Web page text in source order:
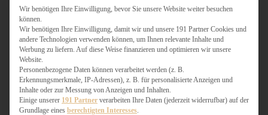
MY AMERICAN BAKERY
SCHOKOLADIGES
SÜSSES HAUPTGERICHT
TÖRTCHEN
VEGAN SÜSS
WEIHNACHTSBÄCKEREI
Wir benötigen Ihre Einwilligung, bevor Sie unsere Website weiter besuchen
können.
Wir benötigen Ihre Einwilligung, damit wir und unsere 191 Partner Cookies und
andere Technologien verwenden können, um Ihnen relevante Inhalte und
Werbung zu liefern. Auf diese Weise finanzieren und optimieren wir unsere
Website.
Personenbezogene Daten können verarbeitet werden (z. B.
Erkennungsmerkmale, IP-Adressen), z. B. für personalisierte Anzeigen und
Inhalte oder zur Messung von Anzeigen und Inhalten.
Einige unserer 191 Partner verarbeiten Ihre Daten (jederzeit widerrufbar) auf der
Grundlage eines berechtigten Interesses